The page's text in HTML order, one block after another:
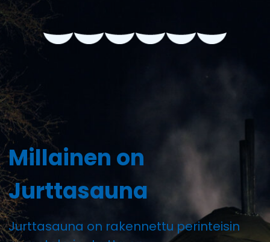
Millainen on
Jurttasauna
Jurttasauna on rakennettu perinteisin